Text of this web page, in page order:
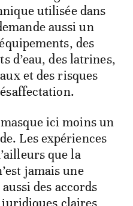
utilisée dans
aussi un
des
d’eau, des latrines,
et des risques
ici moins un
Les expériences
que la
jamais une
des accords